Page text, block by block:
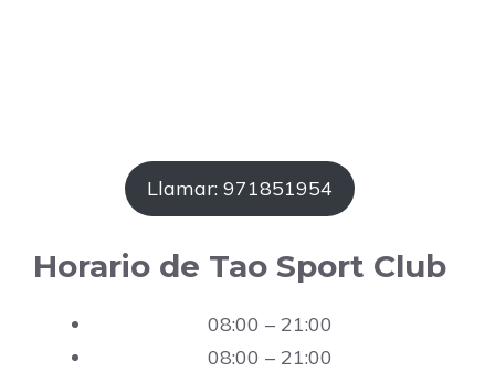
Llamar: 971851954
Horario de Tao Sport Club
08:00 – 21:00
08:00 – 21:00